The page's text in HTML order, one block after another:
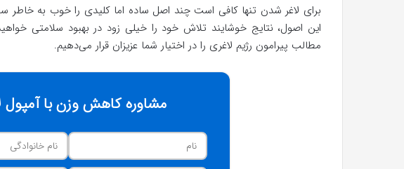
برای لاغر شدن تنها کافی است چند اصل ساده اما کلیدی را خوب به خاطر
این اصول، نتایج خوشایند تلاش خود را خیلی زود در بهبود سلامتی
مطالب پیرامون رژیم لاغری را در اختیار شما عزیزان قرار می‌دهیم.
مشاوره کاهش وزن با آمپول